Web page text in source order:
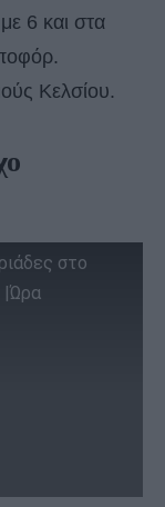
6 και στα
Κελσίου.
στο
|Ώρα